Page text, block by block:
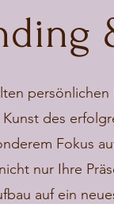
des
Fokus
nur Ihre
auf ein